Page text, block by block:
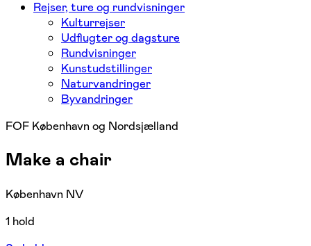
Rejser, ture og rundvisninger
Kulturrejser
Udflugter og dagsture
Rundvisninger
Kunstudstillinger
Naturvandringer
Byvandringer
FOF København og Nordsjælland
Make a chair
København NV
1 hold